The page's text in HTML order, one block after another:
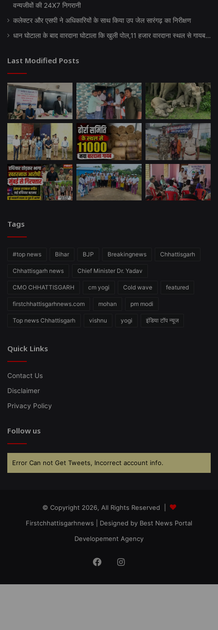
वन्यजीवों की 24X7 निगरानी
कलेक्टर और एसपी ने अधिकारियों के साथ किया उप जेल सारंगढ़ का निरीक्षण
धान घोटाला के बाद वारदाना घोटाला कि खुली पोल,11 हजार वारदाना स्थल से गायब…
Last Modified Posts
Tags
#top news Bihar BJP Breakingnews Chhattisgarh
Chhattisgarh news Chief Minister Dr. Yadav
CMO CHHATTISGARH cm yogi Cold wave featured
firstchhattisgarhnews.com mohan pm modi
Top news Chhattisgarh vishnu yogi इंडिया टॉप न्यूज
Quick Links
Contact Us
Disclaimer
Privacy Policy
Follow us
Error Can not Get Tweets, Incorrect account info.
© Copyright 2026, All Rights Reserved |
Firstchhattisgarhnews | Designed by Best News Portal
Developement Agency
FacebookInstagram